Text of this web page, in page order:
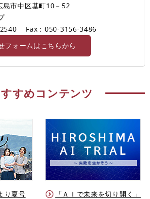
島市中区基町10－52
Fax：050-3156-3486
フォームはこちらから
すめコンテンツ
り夏号
「ＡＩで未来を切り開く」